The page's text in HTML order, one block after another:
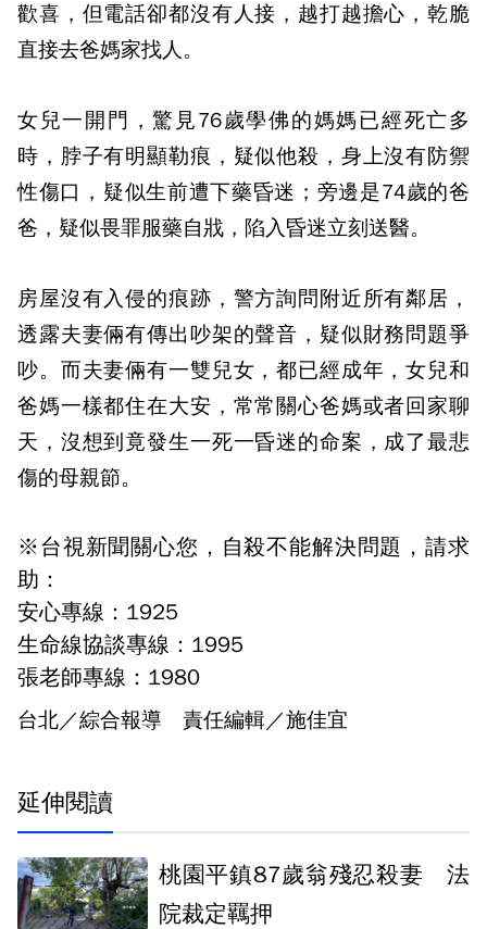
歡喜，但電話卻都沒有人接，越打越擔心，乾脆
直接去爸媽家找人。
女兒一開門，驚見76歲學佛的媽媽已經死亡多
時，脖子有明顯勒痕，疑似他殺，身上沒有防禦
性傷口，疑似生前遭下藥昏迷；旁邊是74歲的爸
爸，疑似畏罪服藥自戕，陷入昏迷立刻送醫。
房屋沒有入侵的痕跡，警方詢問附近所有鄰居，
透露夫妻倆有傳出吵架的聲音，疑似財務問題爭
吵。而夫妻倆有一雙兒女，都已經成年，女兒和
爸媽一樣都住在大安，常常關心爸媽或者回家聊
天，沒想到竟發生一死一昏迷的命案，成了最悲
傷的母親節。
※台視新聞關心您，自殺不能解決問題，請求
助：
安心專線：1925
生命線協談專線：1995
張老師專線：1980
台北／綜合報導 責任編輯／施佳宜
延伸閱讀
桃園平鎮87歲翁殘忍殺妻 法
院裁定羈押